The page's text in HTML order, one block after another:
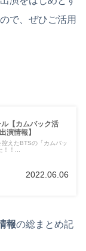
で、ぜひご活用
【カムバック活
演情報】
えたBTSの「カムバッ
！...
2022.06.06
報の総まとめ記